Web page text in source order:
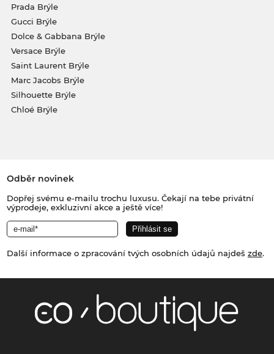
Prada Brýle
Gucci Brýle
Dolce & Gabbana Brýle
Versace Brýle
Saint Laurent Brýle
Marc Jacobs Brýle
Silhouette Brýle
Chloé Brýle
Odběr novinek
Dopřej svému e-mailu trochu luxusu. Čekají na tebe privátní
výprodeje, exkluzivní akce a ještě více!
Další informace o zpracování tvých osobních údajů najdeš zde.